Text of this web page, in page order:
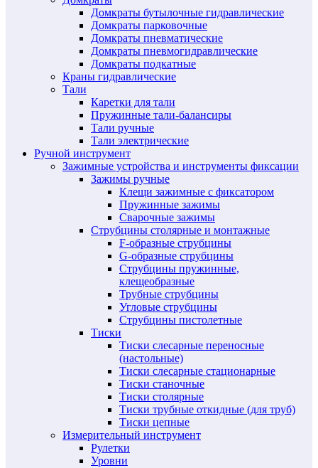
Домкраты бутылочные гидравлические
Домкраты парковочные
Домкраты пневматические
Домкраты пневмогидравлические
Домкраты подкатные
Краны гидравлические
Тали
Каретки для тали
Пружинные тали-балансиры
Тали ручные
Тали электрические
Ручной инструмент
Зажимные устройства и инструменты фиксации
Зажимы ручные
Клещи зажимные с фиксатором
Пружинные зажимы
Сварочные зажимы
Струбцины столярные и монтажные
F-образные струбцины
G-образные струбцины
Струбцины пружинные,
клещеобразные
Трубные струбцины
Угловые струбцины
Струбцины пистолетные
Тиски
Тиски слесарные переносные
(настольные)
Тиски слесарные стационарные
Тиски станочные
Тиски столярные
Тиски трубные откидные (для труб)
Тиски цепные
Измерительный инструмент
Рулетки
Уровни